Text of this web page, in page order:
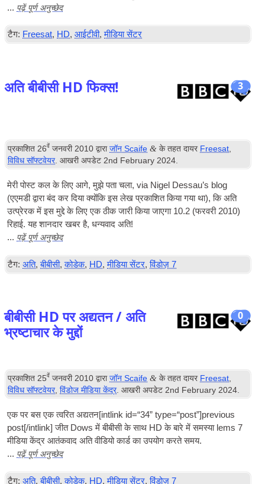
... पढ़ें पूर्ण अनुच्छेद
टैग: Freesat, HD,आईटीवी,मीडिया सेंटर
3
अति बीबीसी HD फिक्स!
प्रकाशित 26वें जनवरी 2010 द्वाराजॉन Scaife & के तहत दायर Freesat
विविध सॉफ्टवेयर. आखरी अपडेट 2nd February 2024
मेरी पोस्ट कल के लिए आगे, मुझे पता चला,via Nigel Des­sau’s blog
(एएमडी द्वारा बंद कर दिया क्योंकि इस लेख प्रकाशित किया गया था), कि अति
उत्प्रेरक में इस मुद्दे के लिए एक ठीक जारी किया जाएगा 10.2 (फरवरी 2010)
रिहाई. यह शानदार खबर है, धन्यवाद अति!
... पढ़ें पूर्ण अनुच्छेद
टैग: अति,बीबीसी,कोडेक, HD,मीडिया सेंटर,विंडोज़ 7
0
बीबीसी HD पर अद्यतन / अति
भ्रष्टाचार के मुद्दों
प्रकाशित25वें जनवरी 2010 द्वाराजॉन Scaife & के तहत दायर Freesat,
विविध सॉफ्टवेयर,विंडोज मीडिया केंद्र. आखरी अपडेट2nd February 2024.
एक पर बस एक त्वरित अद्यतन[int­link id=“34” type=“post”]previous
post[/intlink] जीत Dows में बीबीसी के साथ HD के बारे में समस्या lems 7
मीडिया केंद्र आतंकवाद अति वीडियो कार्ड का उपयोग करते समय.
... पढ़ें पूर्ण अनुच्छेद
टैग: अति,बीबीसी,कोडेक, HD,मीडिया सेंटर,विंडोज़ 7